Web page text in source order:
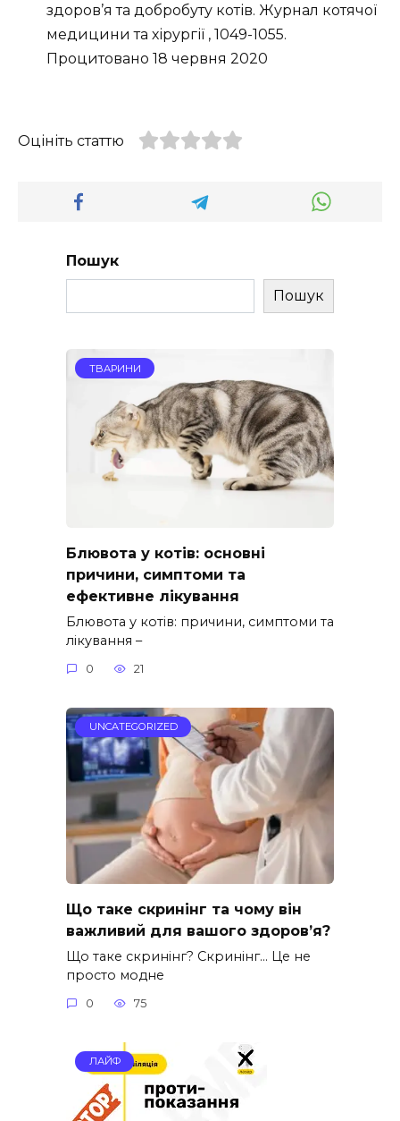
здоров’я та добробуту котів. Журнал котячої
медицини та хірургії , 1049-1055.
Процитовано 18 червня 2020
Оцініть статтю
Пошук
Пошук
ТВАРИНИ
Блювота у котів: основні
причини, симптоми та
ефективне лікування
Блювота у котів: причини, симптоми та
лікування –
0 21
UNCATEGORIZED
Що таке скринінг та чому він
важливий для вашого здоров’я?
Що таке скринінг? Скринінг… Це не
просто модне
0 75
ЛАЙФ